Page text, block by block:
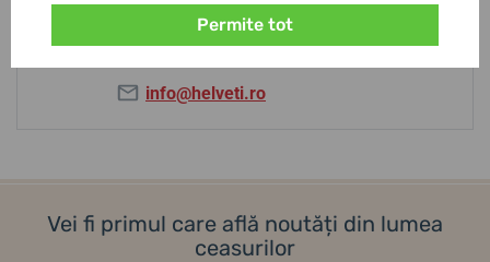
+420 252 252 306
Lu-Jo
info@helveti.ro
Vei fi primul care află noutăți din lumea
ceasurilor
Permite tot